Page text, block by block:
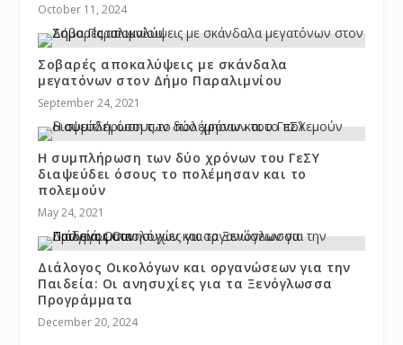
October 11, 2024
Σοβαρές αποκαλύψεις με σκάνδαλα
μεγατόνων στον Δήμο Παραλιμνίου
September 24, 2021
Η συμπλήρωση των δύο χρόνων του ΓεΣΥ
διαψεύδει όσους το πολέμησαν και το
πολεμούν
May 24, 2021
Διάλογος Οικολόγων και οργανώσεων για την
Παιδεία: Οι ανησυχίες για τα Ξενόγλωσσα
Προγράμματα
December 20, 2024